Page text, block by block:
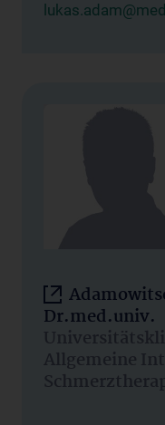
Dr.med.univ.
Allgemeine